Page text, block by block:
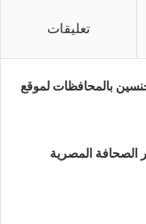
تعليقات
بالمحافظات لموقع
الصحافة المصرية